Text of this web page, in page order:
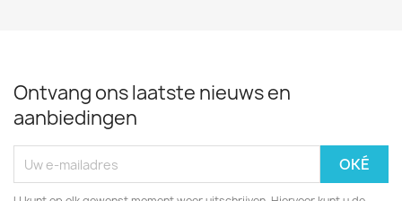
Ontvang ons laatste nieuws en
aanbiedingen